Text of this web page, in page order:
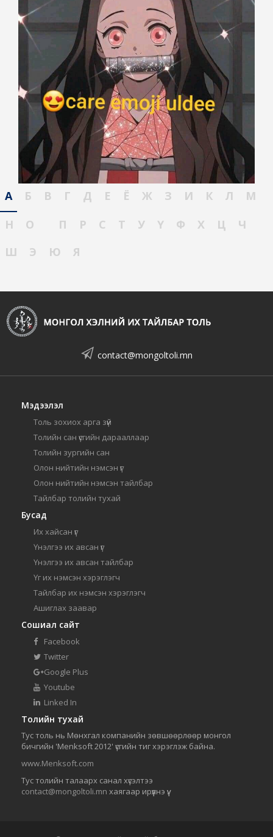
А Б В Г Д Е Ё Ж З И К Л
М
Н
О П Р С Т У Ү Ф Х Ц
Ч
Ш
Э Ю Я
contact@mongoltoli.mn
Мэдээлэл
Толь зохиох арга зүй
Толийн сан үсгийн дарааллаар
Толийн зургийн сан
Олон нийтийн нэмсэн үг
Олон нийтийн нэмсэн тайлбар
Тайлбар толийн тухай
Бусад
Их хайсан үг
Үнэлгээ их авсан үг
Үнэлгээ их авсан тайлбар
Үг их нэмсэн хэрэглэгч
Тайлбар их нэмсэн хэрэглэгч
Ашиглах заавар
Сошиал сайт
Facebook
Twitter
Google Plus
Youtube
Linked In
Толийн тухай
Тус толь нь Мөнхгал компанийн зөвшөөрлөөр монгол
бичгийн 'Menksoft 2012' үсгийн тиг хэрэглэж байна.
www.Menksoft.com
Тус толийн талаарх санал хүсэлтээ
contact@mongoltoli.mn хаягаар ирүүлнэ үү.